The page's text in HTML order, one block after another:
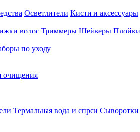
Осветлители Кисти и аксессуары
волос Триммеры Шейверы Плойки
по уходу
очищения
Термальная вода и спреи Сыворотки